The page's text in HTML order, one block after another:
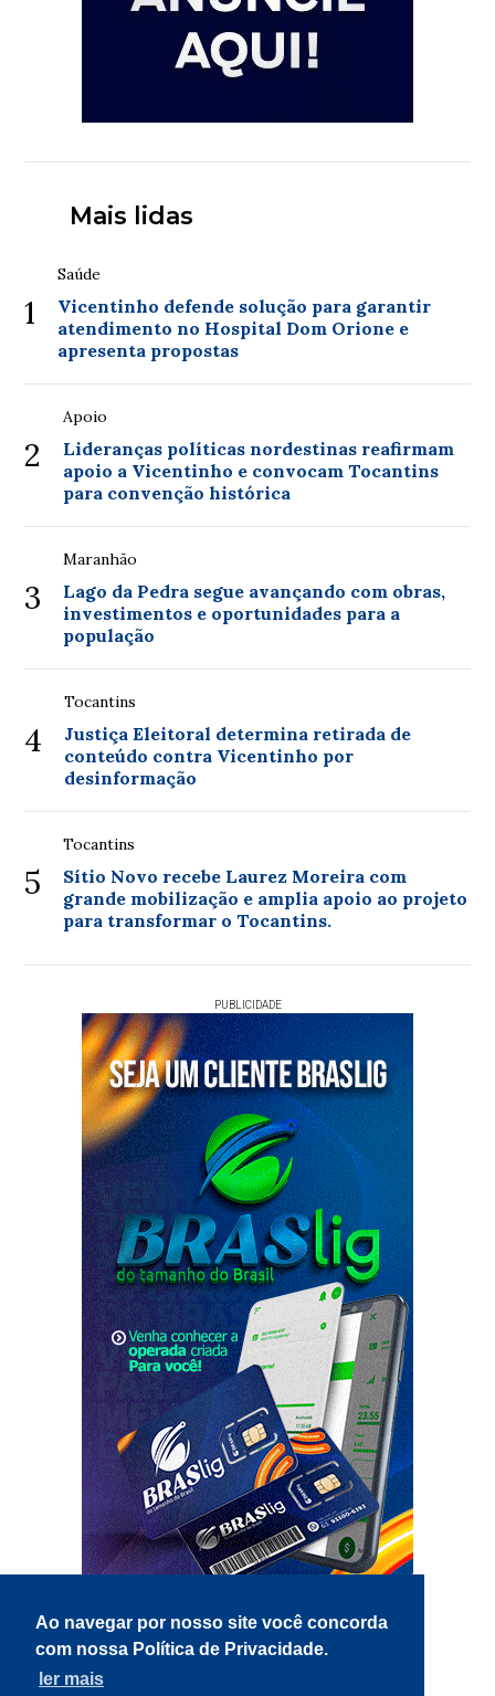
Ao navegar por nosso site você concorda
com nossa Política de Privacidade.
ler mais
Mais lidas
1
Saúde
Vicentinho defende solução para garantir
atendimento no Hospital Dom Orione e
apresenta propostas
2
Apoio
Lideranças políticas nordestinas reafirmam
apoio a Vicentinho e convocam Tocantins
para convenção histórica
3
Maranhão
Lago da Pedra segue avançando com obras,
investimentos e oportunidades para a
população
4
Tocantins
Justiça Eleitoral determina retirada de
conteúdo contra Vicentinho por
desinformação
5
Tocantins
Sítio Novo recebe Laurez Moreira com
grande mobilização e amplia apoio ao projeto
para transformar o Tocantins.
PUBLICIDADE